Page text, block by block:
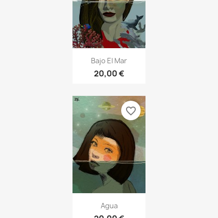
Bajo El Mar
20,00 €
Agua
favorite_border